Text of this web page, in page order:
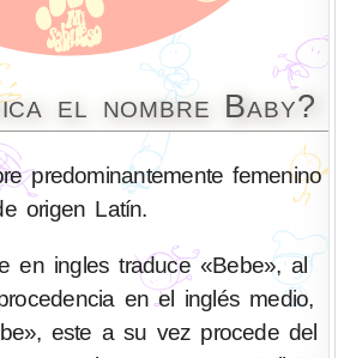
el nombre Baby?
predominantemente femenino
origen Latín.
en ingles traduce «Bebe», al
en el inglés medio,
este a su vez procede del